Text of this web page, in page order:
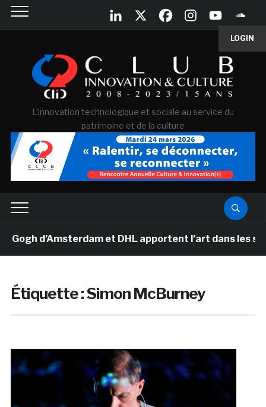
LOGIN
L'innovation technologique et sociale au service du
patrimoine et de la culture
d’Amsterdam et DHL apportent l’art dans les
Étiquette :Simon McBurney